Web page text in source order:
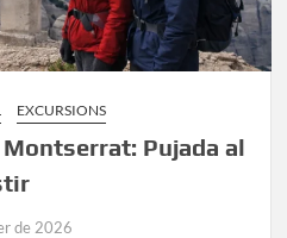
EXCURSIONS
Pujada al
de 2026